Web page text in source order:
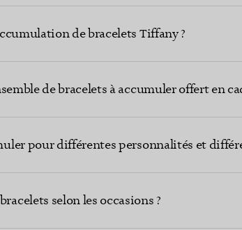
de bracelets Tiffany ?
de bracelets à accumuler offert en
pour différentes personnalités et
selon les occasions ?